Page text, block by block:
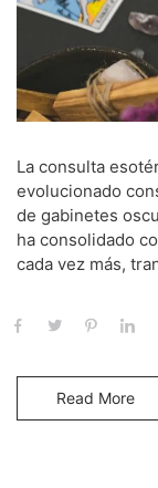
La consulta
evolucionado
de gabinetes
ha consolidado
cada vez más,
Read More